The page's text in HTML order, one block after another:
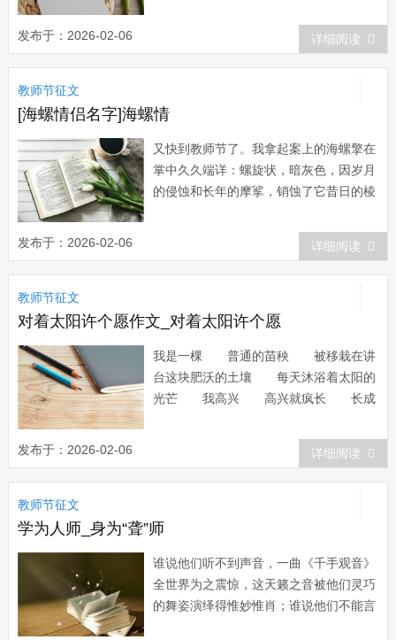
照，我们每天吃着粗黑的馒头，没有任何
蔬菜。冬天的时候，宿舍里的温度和室外
相差无几，我们钻在被窝里连衣服也不敢
脱，蜷缩着身子，一夜一夜地当“团长”...
发布于：2026-02-06 详细阅读
教师节征文
[海螺情侣名字]海螺情
又快到教师节了。我拿起案上的海螺擎在
掌中久久端详：螺旋状，暗灰色，因岁月
的侵蚀和长年的摩挲，销蚀了它昔日的棱
那“呼呼”的海啸声。一个严厉的声音仿佛
响起：“那不是海啸的声音，那是你耳朵
里血液流动的声音，是你生命的回
响！”程老师？！我的高中班主任程大鑫
老师。 程老师是我...
发布于：2026-02-06 详细阅读
教师节征文
对着太阳许个愿作文_对着太阳许个愿
我是一棵 普通的苗秧 被移栽在讲
台这块肥沃的土壤 每天沐浴着太阳的
光芒 我高兴 高兴就疯长 长成
望 一轮 一轮 新鲜而明亮 把
我的一生照得晶莹而多芒 于是 便
有一株苍翠欲滴的希望 和 一轮喷薄
而出的理想 许个愿吧 对着太阳许
个愿吧 趁着年...
发布于：2026-02-06 详细阅读
教师节征文
学为人师_身为“聋”师
谁说他们听不到声音，一曲《千手观音》
全世界为之震惊，这天籁之音被他们灵巧
的舞姿演绎得惟妙惟肖；谁说他们不能言